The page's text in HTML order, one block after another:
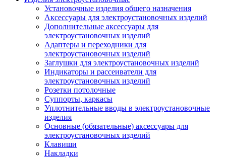
Установочные изделия общего назначения
Аксессуары для электроустановочных изделий
Дополнительные аксессуары для
электроустановочных изделий
Адаптеры и переходники для
электроустановочных изделий
Заглушки для электроустановочных изделий
Индикаторы и рассеиватели для
электроустановочных изделий
Розетки потолочные
Суппорты, каркасы
Уплотнительные вводы в электроустановочные
изделия
Основные (обязательные) аксессуары для
электроустановочных изделий
Клавиши
Накладки